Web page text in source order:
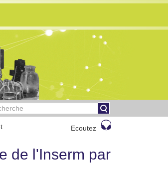
Ecoutez
de l'Inserm par